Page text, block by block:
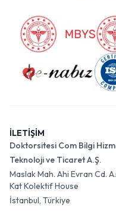
İLETİŞİM
Doktorsitesi Com Bilgi
Teknoloji ve Ticaret A.Ş.
Maslak Mah. Ahi Evran Cd.
Kat Kolektif House
İstanbul, Türkiye